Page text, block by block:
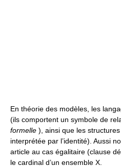
En théorie des modèles, les
(ils comportent un symbole de
formelle ), ainsi que les
interprétée par l’identité). Aussi
article au cas égalitaire (clause
le cardinal d’un ensemble X.